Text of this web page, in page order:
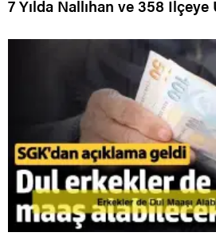
7 Yılda Nallıhan ve 358 İlçeye